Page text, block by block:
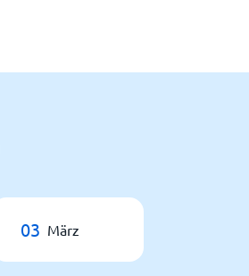
03 März